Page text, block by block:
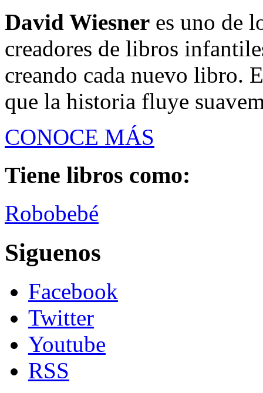
David Wiesner es uno de
creadores de libros
creando cada nuevo libro.
que la historia fluye
CONOCE MÁS
Tiene libros como:
Robobebé
Siguenos
Facebook
Twitter
Youtube
RSS